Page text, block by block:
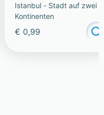
Istanbul - Stadt auf zwei
Kontinenten
€ 0,99